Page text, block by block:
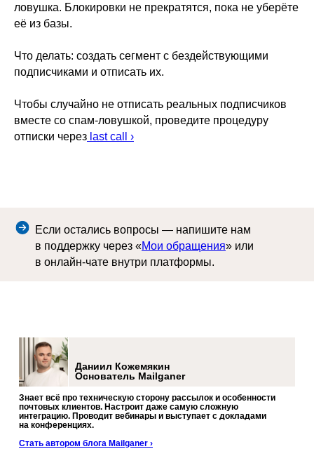
ловушка. Блокировки не прекратятся, пока не уберёте
её из базы.
Что делать: создать сегмент с бездействующими
подписчиками и отписать их.
Чтобы случайно не отписать реальных подписчиков
вместе со спам-ловушкой, проведите процедуру
отписки через last call ›
Если остались вопросы — напишите нам
в поддержку через «Мои обращения» или
в онлайн-чате внутри платформы.
Знает всё про техническую сторону рассылок и особенности
почтовых клиентов. Настроит даже самую сложную
интеграцию. Проводит вебинары и выступает с докладами
на конференциях.
Стать автором блога Mailganer ›
Даниил Кожемякин
Основатель Mailganer